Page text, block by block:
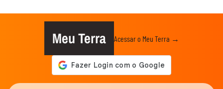
Meu Terra Acessar o Meu Terra →